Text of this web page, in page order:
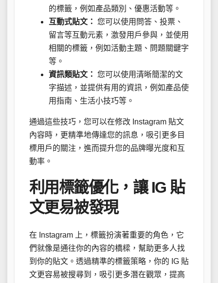
的標籤，例如產品類別、優惠活動等。
互動式貼文： 您可以使用問答、投票、
留言等互動元素，激發用戶參與，並使用
相關的標籤，例如活動主題、問題關鍵字
等。
資訊類貼文： 您可以使用清晰簡潔的文
字描述，並提供有用的資訊，例如產品使
用指南、生活小技巧等。
通過這些技巧，您可以在修改 Instagram 貼文
內容時，更精準地傳達您的訊息，吸引更多目
標用戶的關注，進而提升您的品牌曝光度和互
動率。
利用標籤優化，讓 IG 貼
文更易被發現
在 Instagram 上，標籤扮演著重要的角色，它
們就像是通往你的內容的橋樑，幫助更多人找
到你的貼文。透過精準的標籤策略，你的 IG 貼
文更容易被搜尋到，吸引更多潛在觀眾，提高